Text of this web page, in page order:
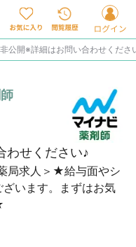
公開※詳細はお問い合わせくださ
わせください♪
局求人＞★給与面やシ
います。まずはお気